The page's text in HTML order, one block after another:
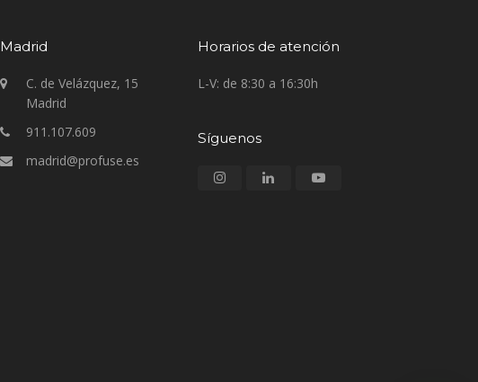
Madrid
C. de Velázquez, 15
Madrid
911.107.609
madrid@profuse.es
Horarios de atención
L-V: de 8:30 a 16:30h
Síguenos
InstagramLinkedInYoutube